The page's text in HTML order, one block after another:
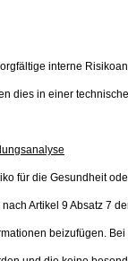
interne
dies in einer
für die Gesundheit
Artikel 9 Absatz 7
beizufügen.